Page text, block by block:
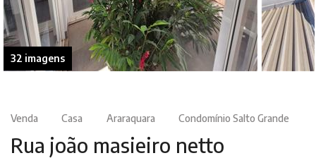
32 imagens
Venda Casa Araraquara Condomínio Salto Grande
Rua joão masieiro netto